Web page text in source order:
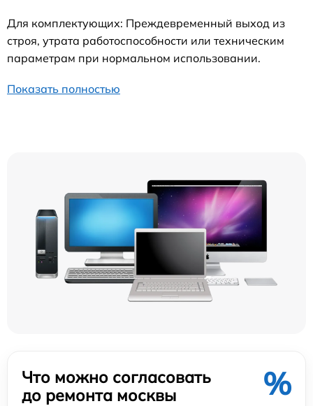
Для комплектующих: Преждевременный выход из
строя, утрата работоспособности или техническим
параметрам при нормальном использовании.
Показать полностью
Что можно согласовать
до ремонта москвы
%